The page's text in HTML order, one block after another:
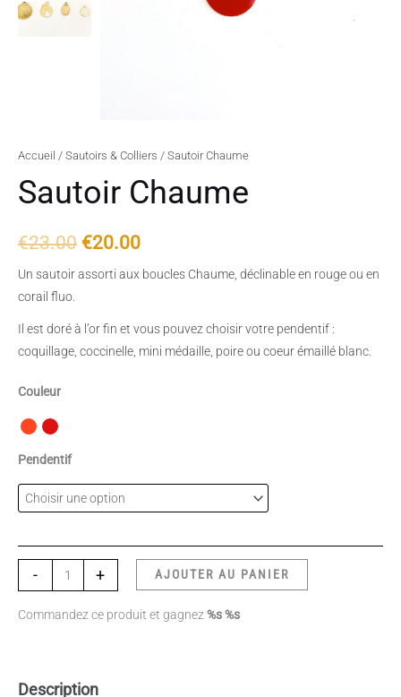
Accueil / Sautoirs & Colliers / Sautoir Chaume
Sautoir Chaume
€23.00 €20.00
Un sautoir assorti aux boucles Chaume, déclinable en rouge ou en
corail fluo.
Il est doré à l’or fin et vous pouvez choisir votre pendentif :
coquillage, coccinelle, mini médaille, poire ou coeur émaillé blanc.
Couleur
Pendentif
- + AJOUTER AU PANIER
Commandez ce produit et gagnez %s %s
Description